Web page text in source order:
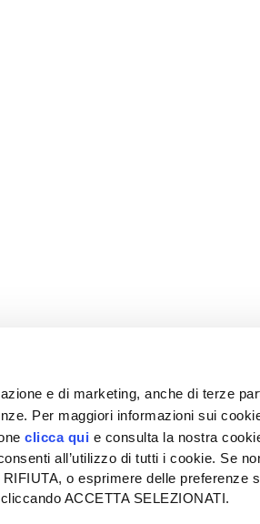
e di marketing, anche di terze
Per maggiori informazioni sui
clicca qui e consulta la nostra
all’utilizzo di tutti i cookie. Se
o esprimere delle preferenze
ACCETTA SELEZIONATI.
SEDE
Tel + 39.045.8057511
info@informatoreagrario.it